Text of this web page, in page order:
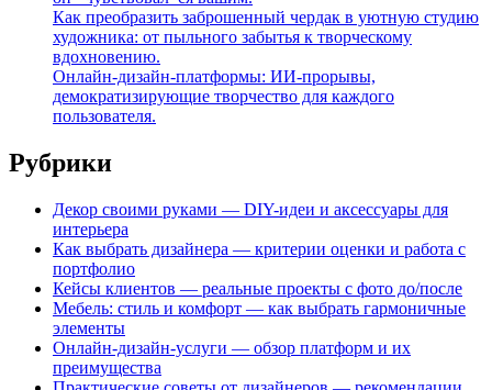
Как преобразить заброшенный чердак в уютную студию
художника: от пыльного забытья к творческому
вдохновению.
Онлайн-дизайн-платформы: ИИ-прорывы,
демократизирующие творчество для каждого
пользователя.
Рубрики
Декор своими руками — DIY-идеи и аксессуары для
интерьера
Как выбрать дизайнера — критерии оценки и работа с
портфолио
Кейсы клиентов — реальные проекты с фото до/после
Мебель: стиль и комфорт — как выбрать гармоничные
элементы
Онлайн-дизайн-услуги — обзор платформ и их
преимущества